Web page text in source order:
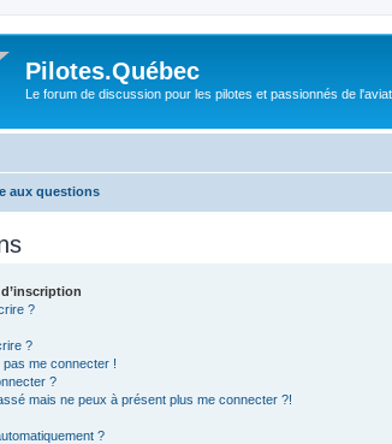
Pilotes.Québec
Le forum de discussion pour les pilotes et passionnés de
aux questions
?
?
me connecter !
?
mais ne peux à présent plus me connecter ?!
?